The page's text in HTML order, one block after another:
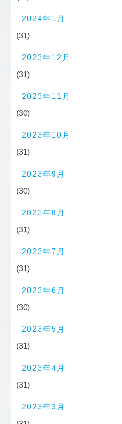
2024年1月
(31)
2023年12月
(31)
2023年11月
(30)
2023年10月
(31)
2023年9月
(30)
2023年8月
(31)
2023年7月
(31)
2023年6月
(30)
2023年5月
(31)
2023年4月
(31)
2023年3月